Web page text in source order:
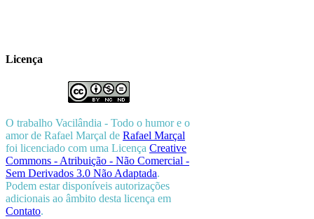
Licença
O trabalho Vacilândia - Todo o humor e o
amor de Rafael Marçal de Rafael Marçal
foi licenciado com uma Licença Creative
Commons - Atribuição - Não Comercial -
Sem Derivados 3.0 Não Adaptada.
Podem estar disponíveis autorizações
adicionais ao âmbito desta licença em
Contato.